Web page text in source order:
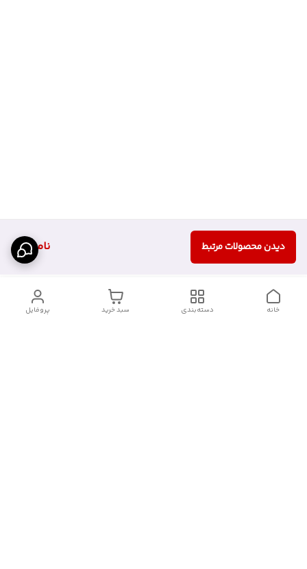
ناموجود دیدن محصولات مرتبط
پروفایل سبد خرید دسته‌بندی خانه